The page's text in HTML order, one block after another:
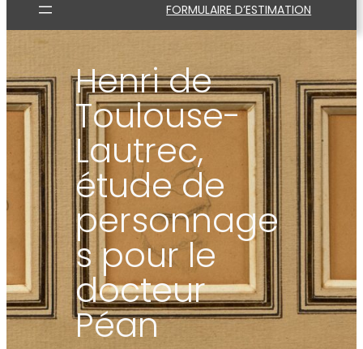
FORMULAIRE D’ESTIMATION
Henri de
Toulouse-
Lautrec,
étude de
personnage
s pour le
docteur
Péan